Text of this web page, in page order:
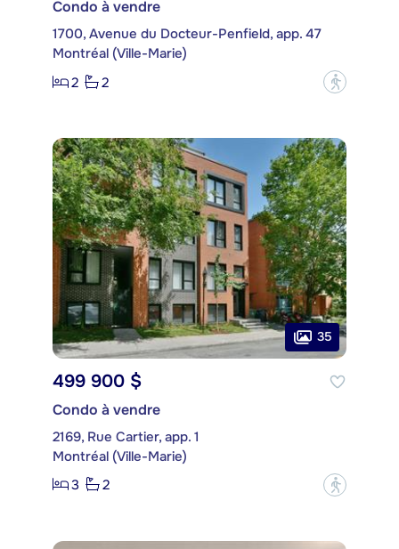
Condo à vendre
1700, Avenue du Docteur-Penfield, app. 47
Montréal (Ville-Marie)
2
2 ?
35
499 900 $
Condo à vendre
2169, Rue Cartier, app. 1
Montréal (Ville-Marie)
3
2 ?